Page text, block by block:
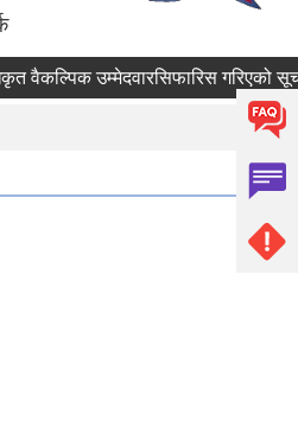
उम्मेदवारसिफारिस गरिएको सूचना।